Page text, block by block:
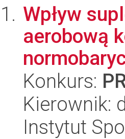
Wpływ
aerobową
Konkurs:
Kierownik:
Instytut